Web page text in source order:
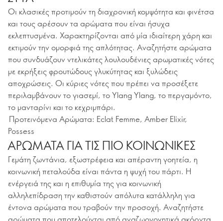
Οι κλασικές προτιμούν τη διαχρονική κομψότητα και φινέτσα
και τους αρέσουν τα αρώματα που είναι ήσυχα
εκλεπτυσμένα. Χαρακτηρίζονται από μία ιδιαίτερη χάρη και
εκτιμούν την ομορφιά της απλότητας. Αναζητήστε αρώματα
που συνδυάζουν ντελικάτες λουλουδένιες αρωματικές νότες
με εκρήξεις φρουτώδους γλυκύτητας και ξυλώδεις
αποχρώσεις. Οι κύριες νότες που πρέπει να προσέξετε
περιλαμβάνουν το γιασεμί, το Ylang Ylang, το περγαμόντο,
το μανταρίνι και το κεχριμπάρι.
Προτεινόμενα Αρώματα: Eclat Femme, Amber Elixir,
Possess
ΑΡΩΜΑΤΑ ΓΙΑ ΤΙΣ ΠΙΟ ΚΟΙΝΩΝΙΚΕΣ
Γεμάτη ζωντάνια, εξωστρέφεια και απέραντη γοητεία, η
κοινωνική πεταλούδα είναι πάντα η ψυχή του πάρτι. Η
ενέργειά της και η επιθυμία της για κοινωνική
αλληλεπίδραση την καθιστούν απόλυτα κατάλληλη για
έντονα αρώματα που τραβούν την προσοχή. Αναζητήστε
αρώματα που αποτελούνται από αναζωογονητικά ακόρντα